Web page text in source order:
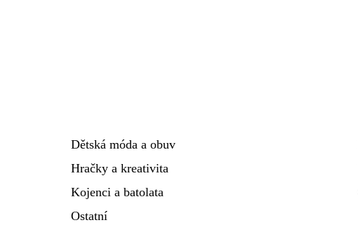
Dětská móda a obuv
Hračky a kreativita
Kojenci a batolata
Ostatní